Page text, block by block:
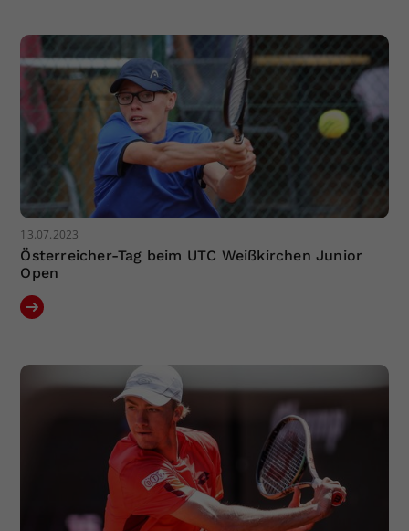
13.07.2023
Österreicher-Tag beim UTC Weißkirchen Junior
Open
Zweck
Einstellungen. Unter anderem eine
zufällig generierte ID, für die
historische Speicherung Ihrer
vorgenommen Einstellungen, falls der
Webseiten-Betreiber dies eingestellt
hat.